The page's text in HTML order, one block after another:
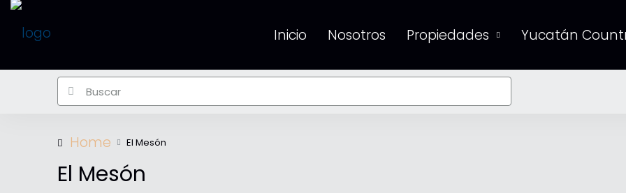
Inicio Nosotros Propiedades Yucatán
Home El Mesón
El Mesón